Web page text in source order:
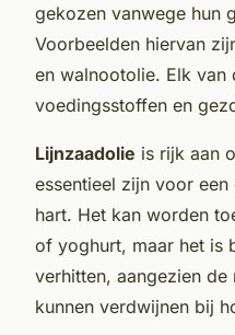
gekozen vanwege hun
Voorbeelden hiervan
en walnootolie. Elk van
voedingsstoffen en
Lijnzaadolie is rijk aan
essentieel zijn voor
hart. Het kan worden
of yoghurt, maar het is
verhitten, aangezien
kunnen verdwijnen bij